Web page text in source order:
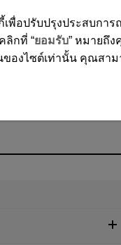
รถ่ายภาพและการบันทึกภ
เพื่อปรับปรุงประสบก
ลิกที่ “ยอมรับ” หมายถึ
องไซต์เท่านั้น คุณสาม